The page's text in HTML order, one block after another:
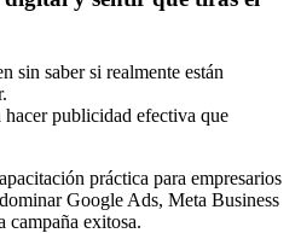
sin saber si realmente están
hacer publicidad efectiva que
práctica para empresarios
Google Ads, Meta Business
campaña exitosa.